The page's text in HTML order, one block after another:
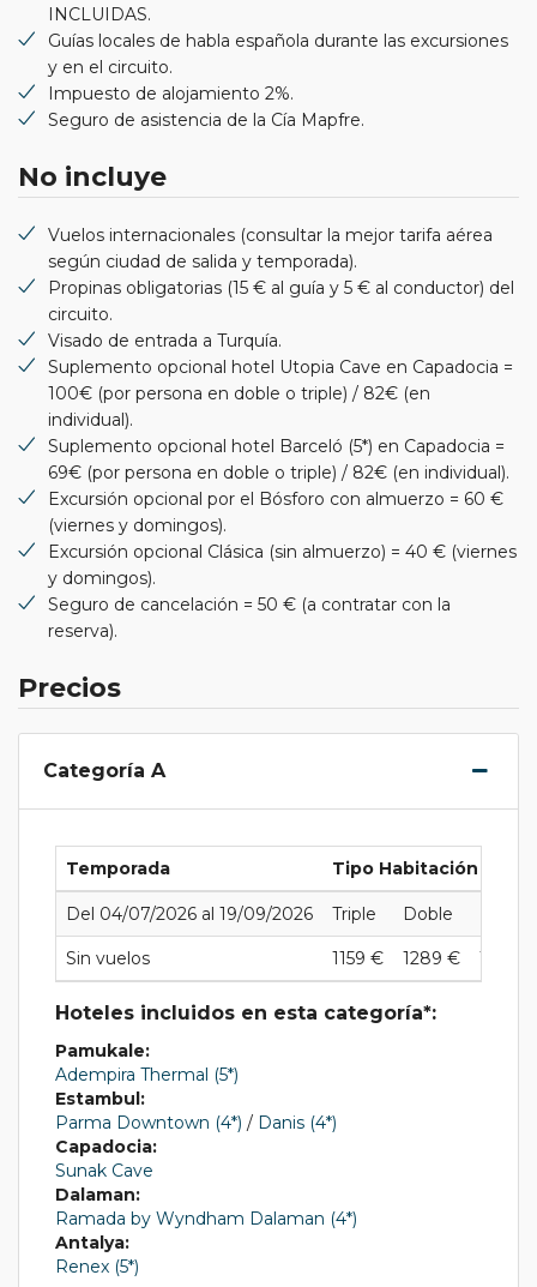
INCLUIDAS.
Guías locales de habla española durante las excursiones
y en el circuito.
Impuesto de alojamiento 2%.
Seguro de asistencia de la Cía Mapfre.
No incluye
Vuelos internacionales (consultar la mejor tarifa aérea
según ciudad de salida y temporada).
Propinas obligatorias (15 € al guía y 5 € al conductor) del
circuito.
Visado de entrada a Turquía.
Suplemento opcional hotel Utopia Cave en Capadocia =
100€ (por persona en doble o triple) / 82€ (en
individual).
Suplemento opcional hotel Barceló (5*) en Capadocia =
69€ (por persona en doble o triple) / 82€ (en individual).
Excursión opcional por el Bósforo con almuerzo = 60 €
(viernes y domingos).
Excursión opcional Clásica (sin almuerzo) = 40 € (viernes
y domingos).
Seguro de cancelación = 50 € (a contratar con la
reserva).
Precios
Categoría A
Temporada Tipo Habitación
Del 04/07/2026 al 19/09/2026 Triple Doble
Sin vuelos 1159 € 1289 € 1798 €
Hoteles incluidos en esta categoría*:
Pamukale:
Adempira Thermal (5*)
Estambul:
Parma Downtown (4*) / Danis (4*)
Capadocia:
Sunak Cave
Dalaman:
Ramada by Wyndham Dalaman (4*)
Antalya:
Renex (5*)